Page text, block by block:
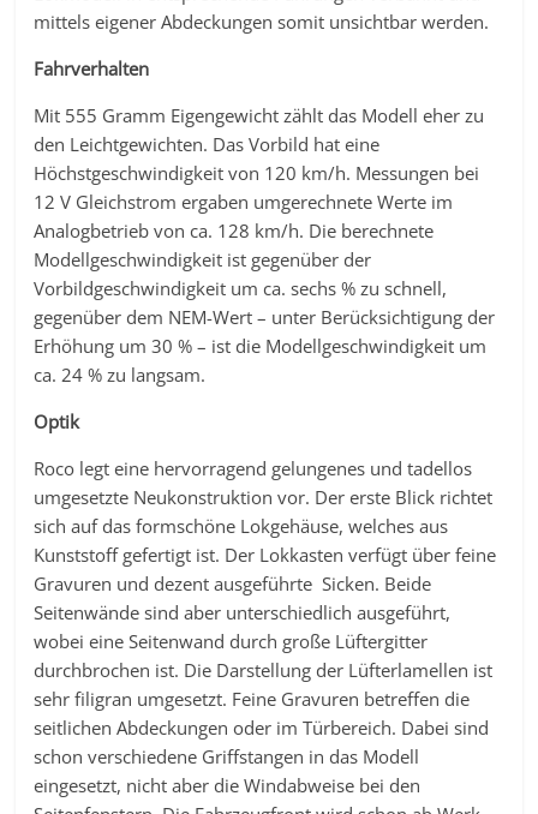
mittels eigener Abdeckungen somit unsichtbar werden.
Fahrverhalten
Mit 555 Gramm Eigengewicht zählt das Modell eher zu
den Leichtgewichten. Das Vorbild hat eine
Höchstgeschwindigkeit von 120 km/h. Messungen bei
12 V Gleichstrom ergaben umgerechnete Werte im
Analogbetrieb von ca. 128 km/h. Die berechnete
Modellgeschwindigkeit ist gegenüber der
Vorbildgeschwindigkeit um ca. sechs % zu schnell,
gegenüber dem NEM-Wert – unter Berücksichtigung der
Erhöhung um 30 % – ist die Modellgeschwindigkeit um
ca. 24 % zu langsam.
Optik
Roco legt eine hervorragend gelungenes und tadellos
umgesetzte Neukonstruktion vor. Der erste Blick richtet
sich auf das formschöne Lokgehäuse, welches aus
Kunststoff gefertigt ist. Der Lokkasten verfügt über feine
Gravuren und dezent ausgeführte Sicken. Beide
Seitenwände sind aber unterschiedlich ausgeführt,
wobei eine Seitenwand durch große Lüftergitter
durchbrochen ist. Die Darstellung der Lüfterlamellen ist
sehr filigran umgesetzt. Feine Gravuren betreffen die
seitlichen Abdeckungen oder im Türbereich. Dabei sind
schon verschiedene Griffstangen in das Modell
eingesetzt, nicht aber die Windabweise bei den